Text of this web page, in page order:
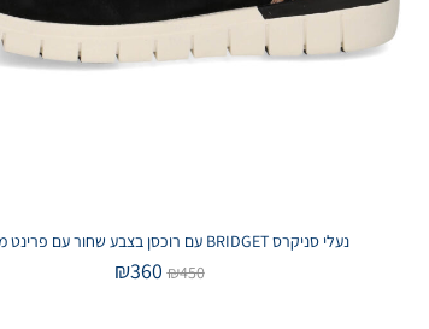
נעלי סניקרס BRIDGET עם רוכסן בצבע שחור עם פרינט מנומר
₪450
₪360